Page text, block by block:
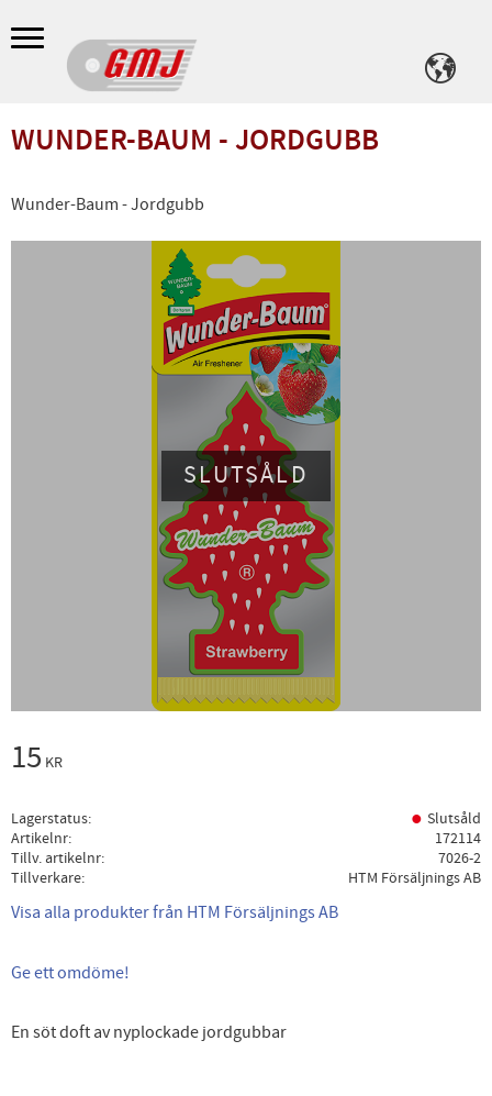
Meny
WUNDER-BAUM - JORDGUBB
Wunder-Baum - Jordgubb
SLUTSÅLD
15 KR
Lagerstatus
Slutsåld
Artikelnr
172114
Tillv. artikelnr
7026-2
Tillverkare
HTM Försäljnings AB
Visa alla produkter från HTM Försäljnings AB
Ge ett omdöme!
En söt doft av nyplockade jordgubbar